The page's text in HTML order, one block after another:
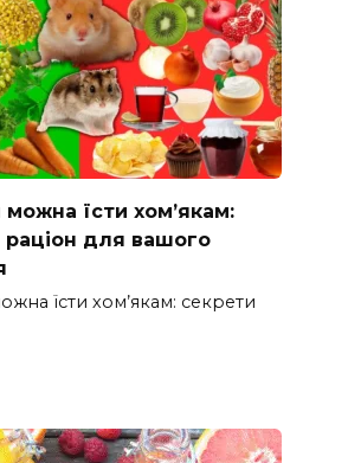
можна їсти хом’якам:
раціон для вашого
їсти хом’якам: секрети